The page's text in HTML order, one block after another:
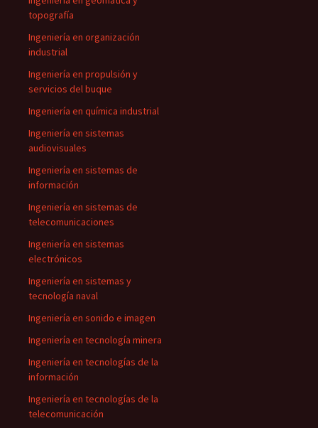
topografía
Ingeniería en organización
industrial
Ingeniería en propulsión y
servicios del buque
Ingeniería en química industrial
Ingeniería en sistemas
audiovisuales
Ingeniería en sistemas de
información
Ingeniería en sistemas de
telecomunicaciones
Ingeniería en sistemas
electrónicos
Ingeniería en sistemas y
tecnología naval
Ingeniería en sonido e imagen
Ingeniería en tecnología minera
Ingeniería en tecnologías de la
información
Ingeniería en tecnologías de la
telecomunicación